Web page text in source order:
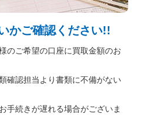
かご確認ください!!
のご希望の口座に買取金額のお
確認担当より書類に不備がない
手続きが遅れる場合がございま